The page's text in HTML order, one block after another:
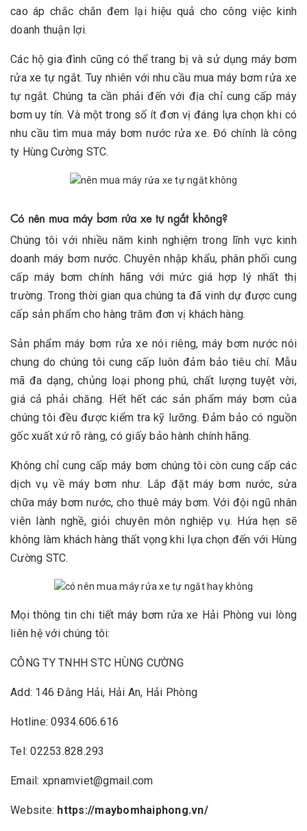
cao áp chắc chắn đem lại hiệu quả cho công việc kinh
doanh thuận lợi.
Các hộ gia đình cũng có thể trang bị và sử dụng máy bơm
rửa xe tự ngắt. Tuy nhiên với nhu cầu mua máy bơm rửa xe
tự ngắt. Chúng ta cần phải đến với địa chỉ cung cấp máy
bơm uy tín. Và một trong số ít đơn vị đáng lựa chọn khi có
nhu cầu tìm mua máy bơm nước rửa xe. Đó chính là công
ty Hùng Cường STC.
Có nên mua máy bơm rửa xe tự ngắt không?
Chúng tôi với nhiều năm kinh nghiệm trong lĩnh vực kinh
doanh máy bơm nước. Chuyên nhập khẩu, phân phối cung
cấp máy bơm chính hãng với mức giá hợp lý nhất thị
trường. Trong thời gian qua chúng ta đã vinh dự được cung
cấp sản phẩm cho hàng trăm đơn vị khách hàng.
Sản phẩm máy bơm rửa xe nói riêng, máy bơm nước nói
chung do chúng tôi cung cấp luôn đảm bảo tiêu chí. Mẫu
mã đa dạng, chủng loại phong phú, chất lượng tuyệt vời,
giá cả phải chăng. Hết hết các sản phẩm máy bơm của
chúng tôi đều được kiểm tra kỹ lưỡng. Đảm bảo có nguồn
gốc xuất xứ rõ ràng, có giấy bảo hành chính hãng.
Không chỉ cung cấp máy bơm chúng tôi còn cung cấp các
dịch vụ về máy bơm như. Lắp đặt máy bơm nước, sửa
chữa máy bơm nước, cho thuê máy bơm. Với đội ngũ nhân
viên lành nghề, giỏi chuyên môn nghiệp vụ. Hứa hẹn sẽ
không làm khách hàng thất vọng khi lựa chọn đến với Hùng
Cường STC.
Mọi thông tin chi tiếtmáy bơm rửa xe Hải Phòng vui lòng
liên hệ với chúng tôi:
CÔNG TY TNHH STC HÙNG CƯỜNG
Add: 146 Đằng Hải, Hải An, Hải Phòng
Hotline: 0934.606.616
Tel: 02253.828.293
Email: xpnamviet@gmail.com
Website: https://maybomhaiphong.vn/